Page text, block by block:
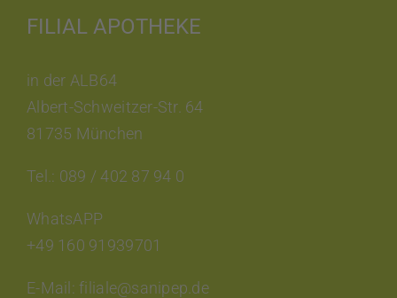
FILIAL APOTHEKE
in der ALB64
Albert-Schweitzer-Str. 64
81735 München
Tel.: 089 / 402 87 94 0
WhatsAPP
+49 160 91939701
E-Mail: filiale@sanipep.de